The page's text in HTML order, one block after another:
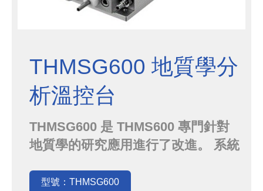
THMSG600 地質學分
析溫控台
THMSG600 是 THMS600 專門針對
地質學的研究應用進行了改進。 系統
裹體/液包體(Fluid inclusions)的特
型號：THMSG600